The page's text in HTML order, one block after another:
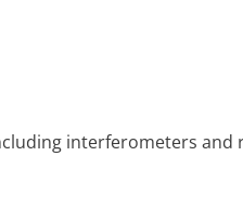
interferometers and